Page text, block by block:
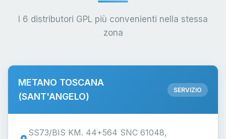
I 6 distributori GPL più convenienti nella stessa
zona
METANO TOSCANA
(SANT'ANGELO)
SERVIZIO
SS73/BIS KM. 44+564 SNC 61048,